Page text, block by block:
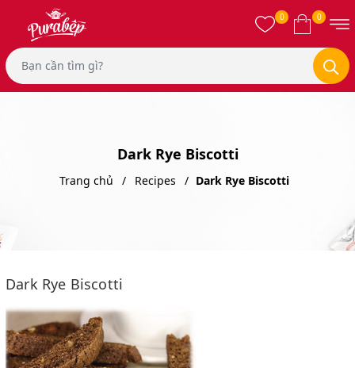
0 0
Dark Rye Biscotti
Trang chủ Recipes Dark Rye Biscotti
Dark Rye Biscotti